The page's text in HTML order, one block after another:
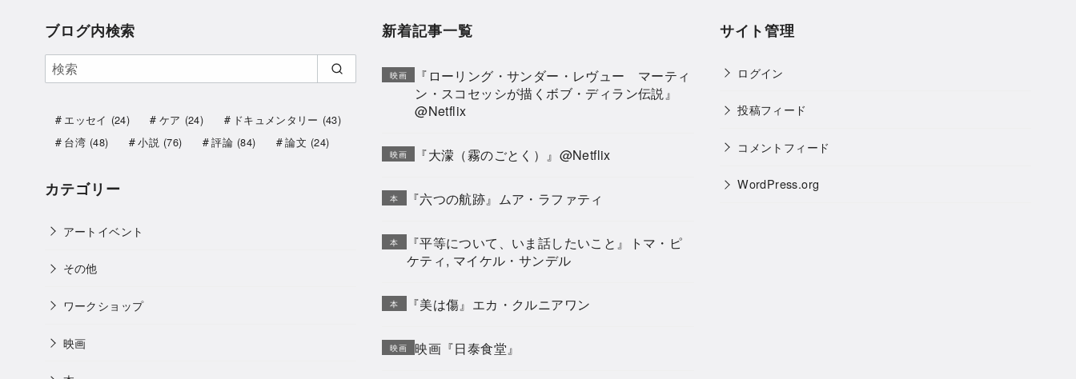
ブログ内検索
エッセイ (24) ケア (24) ドキュメンタリー (43)
台湾 (48) 小説 (76) 評論 (84) 論文 (24)
カテゴリー
アートイベント
その他
ワークショップ
映画
新着記事一覧
映画
『ローリング・サンダー・レヴュー マーティ
ン・スコセッシが描くボブ・ディラン伝説』
@Netflix
映画 『大濛（霧のごとく）』@Netflix
本 『六つの航跡』ムア・ラファティ
本
『平等について、いま話したいこと』トマ・ピ
ケティ, マイケル・サンデル
本 『美は傷』エカ・クルニアワン
映画 映画『日泰食堂』
サイト管理
ログイン
投稿フィード
コメントフィード
WordPress.org